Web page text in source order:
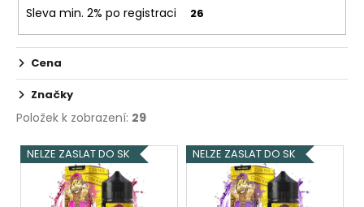
Sleva min. 2% po registraci 26
Cena
Značky
Položek k zobrazení: 29
V
ý
NELZE ZASLAT DO SK NELZE ZASLAT DO SK
OXVA
XLIM
TOP
FILL
SS
POD
CARTRIDGE
1,2OHM
79
Kč